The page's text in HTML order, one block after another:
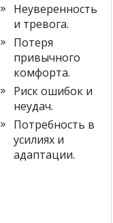
Неуверенность
и тревога.
Потеря
привычного
комфорта.
Риск ошибок и
неудач.
Потребность в
усилиях и
адаптации.